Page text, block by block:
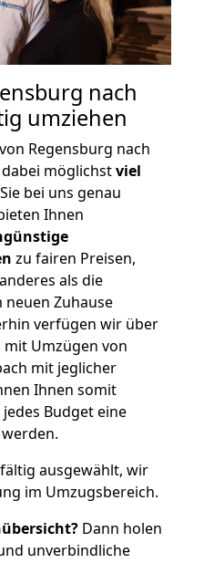
nach
umziehen
Regensburg nach
möglichstviel
bei uns genau
Ihnen
zu fairen Preisen,
als die
Zuhause
verfügen wir über
Umzügen von
mit jeglicher
Ihnen somit
Budget eine
ausgewählt, wir
im Umzugsbereich.
Dann holen
unverbindliche